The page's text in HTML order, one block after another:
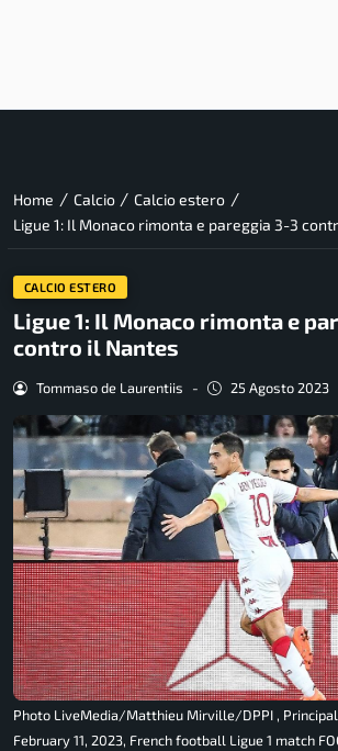
Home / Calcio / Calcio estero /
Ligue 1: Il Monaco rimonta e pareggia 3-3
CALCIO ESTERO
Ligue 1: Il Monaco rimonta e
contro il Nantes
Tommaso de Laurentiis - 25 Agosto 2023
Photo LiveMedia/Matthieu Mirville/DPPI ,
February 11, 2023, French football Ligue 1 match